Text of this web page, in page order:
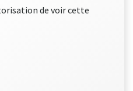
de voir cette